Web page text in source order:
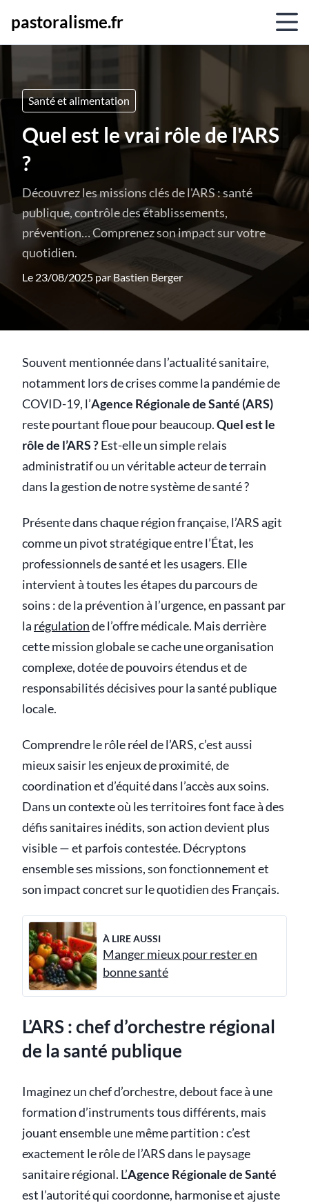
pastoralisme.fr
Santé et alimentation
Quel est le vrai rôle de l'ARS
?
Découvrez les missions clés de l'ARS : santé
publique, contrôle des établissements,
prévention… Comprenez son impact sur votre
quotidien.
Le 23/08/2025 par Bastien Berger
Souvent mentionnée dans l’actualité sanitaire,
notamment lors de crises comme la pandémie de
COVID-19, l’Agence Régionale de Santé (ARS)
reste pourtant floue pour beaucoup.Quel est le
rôle de l’ARS ?Est-elle un simple relais
administratif ou un véritable acteur de terrain
dans la gestion de notre système de santé ?
Présente dans chaque région française, l’ARS agit
comme un pivot stratégique entre l’État, les
professionnels de santé et les usagers. Elle
intervient à toutes les étapes du parcours de
soins : de la prévention à l’urgence, en passant par
la régulationde l’offre médicale. Mais derrière
cette mission globale se cache une organisation
complexe, dotée de pouvoirs étendus et de
responsabilités décisives pour la santé publique
locale.
Comprendre le rôle réel de l’ARS, c’est aussi
mieux saisir les enjeux de proximité, de
coordination et d’équité dans l’accès aux soins.
Dans un contexte où les territoires font face à des
défis sanitaires inédits, son action devient plus
visible — et parfois contestée. Décryptons
ensemble ses missions, son fonctionnement et
son impact concret sur le quotidien des Français.
À LIRE AUSSI
Manger mieux pour rester en
bonne santé
L’ARS : chef d’orchestre régional
de la santé publique
Imaginez un chef d’orchestre, debout face à une
formation d’instruments tous différents, mais
jouant ensemble une même partition : c’est
exactement le rôle de l’ARS dans le paysage
sanitaire régional. L’Agence Régionale de Santé
est l’autorité qui coordonne, harmonise et ajuste